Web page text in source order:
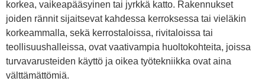
korkea, vaikeapääsyinen tai jyrkkä katto. Rakennukset
joiden rännit sijaitsevat kahdessa kerroksessa tai vieläkin
korkeammalla, sekä kerrostaloissa, rivitaloissa tai
teollisuushalleissa, ovat vaativampia huoltokohteita, joissa
turvavarusteiden käyttö ja oikea työtekniikka ovat aina
välttämättömiä.